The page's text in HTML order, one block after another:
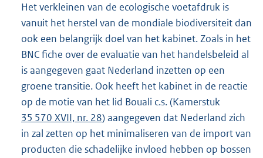
Het verkleinen van de ecologische voetafdruk is
vanuit het herstel van de mondiale biodiversiteit dan
ook een belangrijk doel van het kabinet. Zoals in het
BNC fiche over de evaluatie van het handelsbeleid al
is aangegeven gaat Nederland inzetten op een
groene transitie. Ook heeft het kabinet in de reactie
op de motie van het lid Bouali c.s. (Kamerstuk
35 570 XVII, nr. 28) aangegeven dat Nederland zich
in zal zetten op het minimaliseren van de import van
producten die schadelijke invloed hebben op bossen